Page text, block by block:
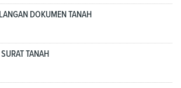
DOKUMEN TANAH
TANAH